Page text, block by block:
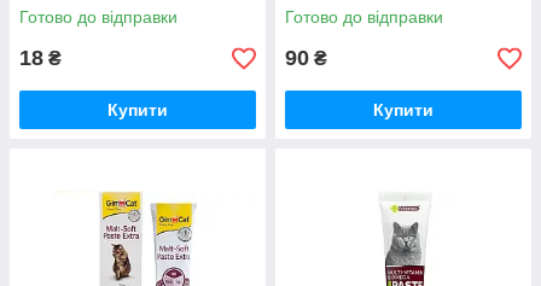
Готово до відправки
18 ₴
Купити
Готово до відправки
90 ₴
Купити